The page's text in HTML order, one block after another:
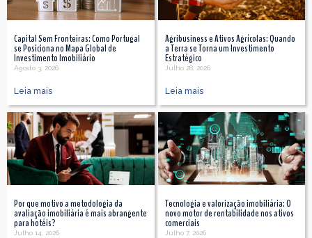
Capital Sem Fronteiras: Como Portugal
se Posiciona no Mapa Global de
Investimento Imobiliário
Agosto 3, 2026
Leia mais
Agribusiness e Ativos Agrícolas: Quando
a Terra se Torna um Investimento
Estratégico
Julho 28, 2026
Leia mais
Por que motivo a metodologia da
avaliação imobiliária é mais abrangente
para hotéis?
Julho 14, 2026
Tecnologia e valorização imobiliária: O
novo motor de rentabilidade nos ativos
comerciais
Julho 7, 2026